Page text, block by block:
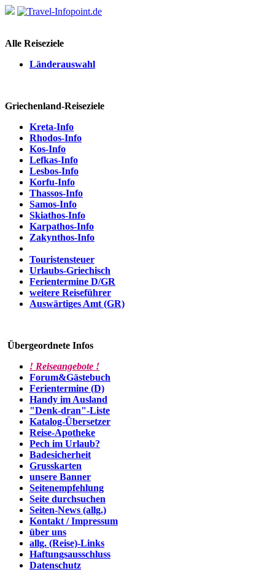
Alle Reiseziele
Länderauswahl
Griechenland-Reiseziele
Kreta-Info
Rhodos-Info
Kos-Info
Lefkas-Info
Lesbos-Info
Korfu-Info
Thassos-Info
Samos-Info
Skiathos-Info
Karpathos-Info
Zakynthos-Info
Touristensteuer
Urlaubs-Griechisch
Ferientermine D/GR
weitere Reiseführer
Auswärtiges Amt (GR)
Übergeordnete Infos
! Reiseangebote !
Forum&Gästebuch
Ferientermine (D)
Handy im Ausland
"Denk-dran"-Liste
Katalog-Übersetzer
Reise-Apotheke
Pech im Urlaub?
Badesicherheit
Grusskarten
unsere Banner
Seitenempfehlung
Seite durchsuchen
Seiten-News (allg.)
Kontakt / Impressum
über uns
allg. (Reise)-Links
Haftungsausschluss
Datenschutz